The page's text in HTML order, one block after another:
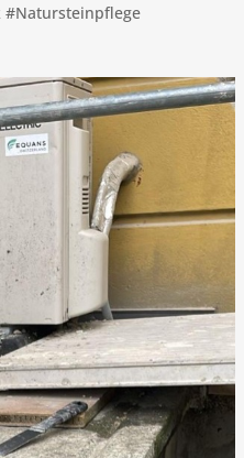
#Natursteinpflege